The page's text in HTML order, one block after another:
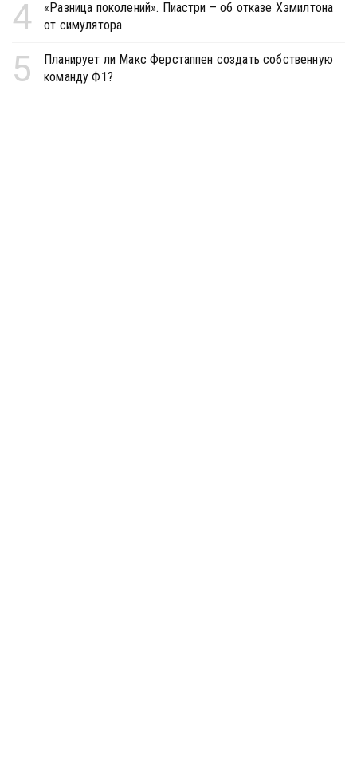
4
«Разница поколений». Пиастри – об отказе Хэмилтона
от симулятора
5
Планирует ли Макс Ферстаппен создать собственную
команду Ф1?